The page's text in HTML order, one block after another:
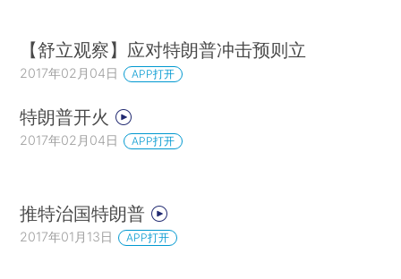
【舒立观察】应对特朗普冲击预则立
2017年02月04日 APP打开
特朗普开火
2017年02月04日 APP打开
推特治国特朗普
2017年01月13日 APP打开